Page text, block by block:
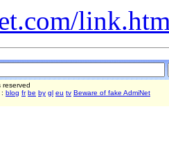
reserved
blog fr be by gl eu tv Beware of fake AdmiNet